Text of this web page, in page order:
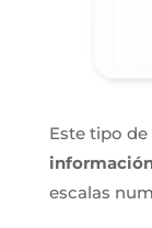
Este tipo
escalas